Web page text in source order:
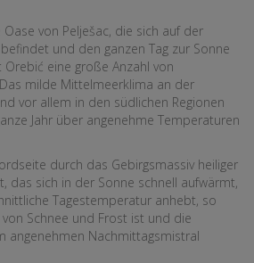
von Pelješac, die sich auf der
und den ganzen Tag zur Sonne
eine große Anzahl von
milde Mittelmeerklima an der
vor allem in den südlichen Regionen
Jahr über angenehme Temperaturen
durch das Gebirgsmassiv heiliger
das sich in der Sonne schnell aufwärmt,
Tagestemperatur anhebt, so
Schnee und Frost ist und die
angenehmen Nachmittagsmistral